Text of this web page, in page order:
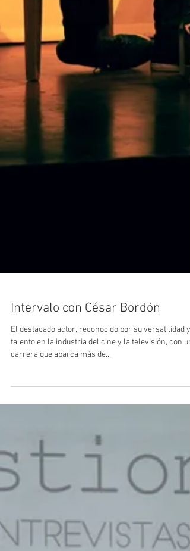
Intervalo con César Bordón
El destacado actor, reconocido por su versatilidad y
carrera que abarca más de...